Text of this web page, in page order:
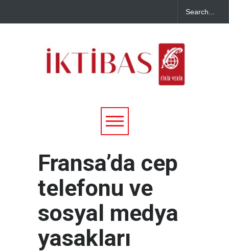
Fransa’da cep
telefonu ve
sosyal medya
yasakları